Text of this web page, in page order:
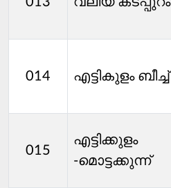
014 എട്ടികുളം ബീച്ച്
015
എട്ടിക്കുളം
-മൊട്ടക്കുന്ന്